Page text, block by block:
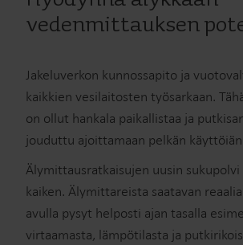
vedenmittauksen
Jakeluverkon kunnossapito ja
kaikkien vesilaitosten työsarkaan.
on ollut hankala paikallistaa ja
jouduttu ajoittamaan pelkän
Älymittausratkaisujen uusin
kaiken. Älymittareista saatavan
avulla pysyt helposti ajan tasalla
virtaamasta, lämpötilasta ja